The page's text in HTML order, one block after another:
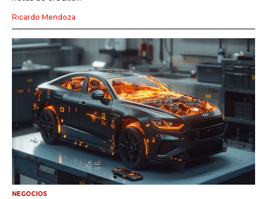
Ricardo Mendoza
NEGOCIOS